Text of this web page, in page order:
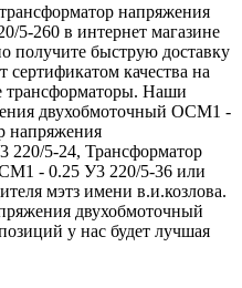
напряжения
5-260 в интернет магазине
получите быструю доставку
качества на
трансформаторы. Наши
двухобмоточный ОСМ1 -
напряжения
5-24, Трансформатор
- 0.25 У3 220/5-36 или
мэтз имени в.и.козлова.
двухобмоточный
у нас будет лучшая